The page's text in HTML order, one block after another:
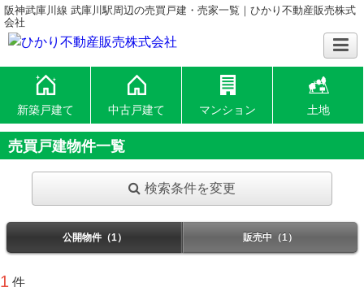
阪神武庫川線 武庫川駅周辺の売買戸建・売家一覧｜ひかり不動産販売株式
会社
新築戸建て 中古戸建て マンション 土地
売買戸建物件一覧
検索条件を変更
公開物件（1） 販売中（1）
1 件